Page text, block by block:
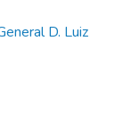
D. Luiz